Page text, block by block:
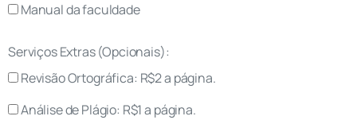
Manual da faculdade
Serviços Extras (Opcionais):
Revisão Ortográfica: R$2 a página.‎
Análise de Plágio: R$1 a página.